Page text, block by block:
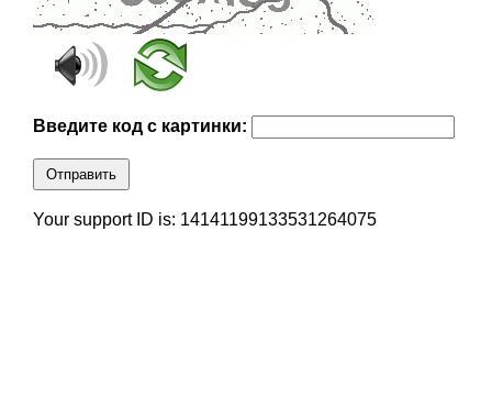
Введите код с картинки:
Отправить
Your support ID is: 14141199133531264075